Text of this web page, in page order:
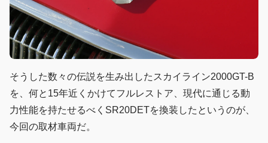
そうした数々の伝説を生み出したスカイライン2000GT-B
を、何と15年近くかけてフルレストア、現代に通じる動
力性能を持たせるべくSR20DETを換装したというのが、
今回の取材車両だ。